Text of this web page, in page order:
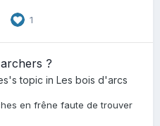
1
?
's topic in Les bois d'arcs
en frêne faute de trouver